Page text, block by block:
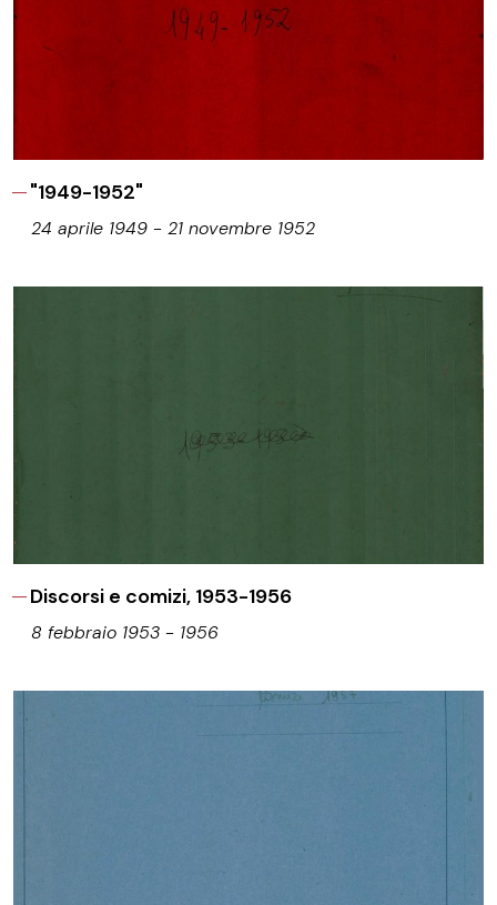
"1949-1952"
24 aprile 1949 - 21 novembre 1952
Discorsi e comizi, 1953-1956
8 febbraio 1953 - 1956